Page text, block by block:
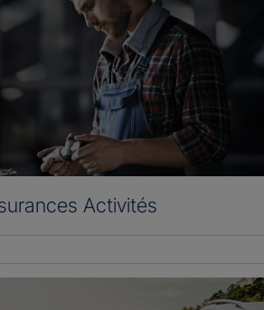
Activités